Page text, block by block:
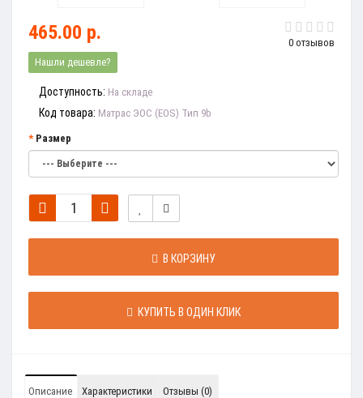
0 отзывов
465.00 р.
Нашли дешевле?
Доступность: На складе
Код товара: Матрас ЭОС (EOS) Тип 9b
Размер
В КОРЗИНУ
КУПИТЬ В ОДИН КЛИК
Описание Характеристики Отзывы (0)